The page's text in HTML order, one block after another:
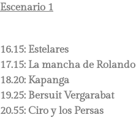
Escenario 1
16.15: Estelares
17.15: La mancha de Rolando
18.20: Kapanga
19.25: Bersuit Vergarabat
20.55: Ciro y los Persas